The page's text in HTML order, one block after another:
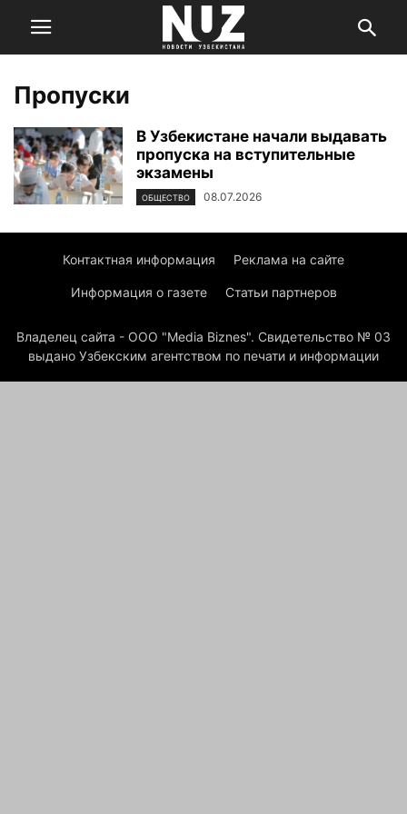
Пропуски
В Узбекистане начали выдавать
пропуска на вступительные
экзамены
ОБЩЕСТВО 08.07.2026
Контактная информация Реклама на сайте
Информация о газете Статьи партнеров
Владелец сайта - ООО "Media Biznes". Свидетельство № 03
выдано Узбекским агентством по печати и информации